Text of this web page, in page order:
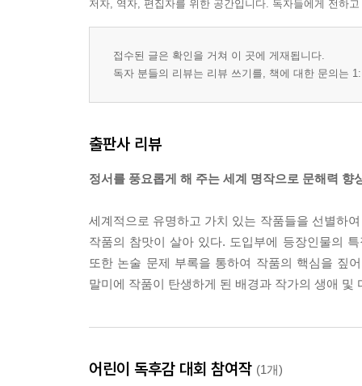
저자, 역자, 편집자를 위한 공간입니다. 독자들에게 전하
접수된 글은 확인을 거쳐 이 곳에 게재됩니다.
독자 분들의 리뷰는 리뷰 쓰기를, 책에 대한 문의는
출판사 리뷰
정서를 풍요롭게 해 주는 세계 명작으로 문해력 향
세계적으로 유명하고 가치 있는 작품들을 선별하
작품의 참맛이 살아 있다. 도입부에 등장인물의
또한 논술 문제 부록을 통하여 작품의 핵심을 짚
말미에 작품이 탄생하게 된 배경과 작가의 생애
어린이 독후감 대회 참여작 (1개)